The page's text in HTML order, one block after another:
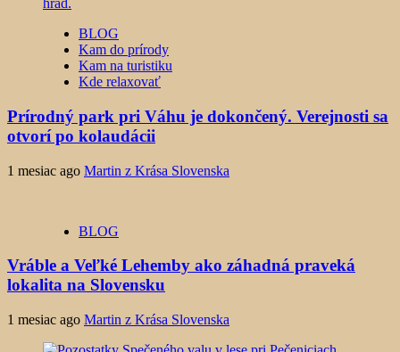
BLOG
Kam do prírody
Kam na turistiku
Kde relaxovať
Prírodný park pri Váhu je dokončený. Verejnosti sa
otvorí po kolaudácii
1 mesiac ago Martin z Krása Slovenska
BLOG
Vráble a Veľké Lehemby ako záhadná praveká
lokalita na Slovensku
1 mesiac ago Martin z Krása Slovenska